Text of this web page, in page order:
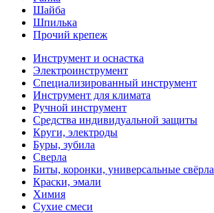
Шайба
Шпилька
Прочий крепеж
Инструмент и оснастка
Электроинструмент
Специализированный инструмент
Инструмент для климата
Ручной инструмент
Средства индивидуальной защиты
Круги, электроды
Буры, зубила
Сверла
Биты, коронки, универсальные свёрла
Краски, эмали
Химия
Сухие смеси